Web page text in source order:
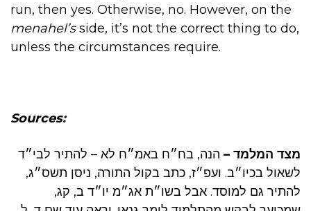
run, then yes. Otherwise, no. However, on the
menahel’sside, it’s not the correct thing to do,
unless the circumstances require.
Sources:
מצד המלמד – הנה, בח״ח באמ״ח לא – להתיר לבי״ד
לשאול בכיו״ב. ועפ״ז, כתב בקול התורה, ניסן תשס״ג,
להתיר גם למוסד. אבל בשו״ת אג״מ יו״ד ב, קג,